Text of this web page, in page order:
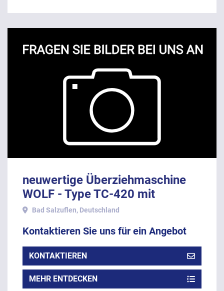
neuwertige Überziehmaschine
WOLF - Type TC-420 mit
Temperiermaschine UF-200.
Bad Salzuflen, Deutschland
Kontaktieren Sie uns für ein Angebot
KONTAKTIEREN
MEHR ENTDECKEN